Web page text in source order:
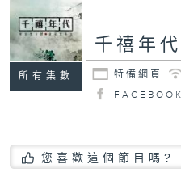
所有集數
千禧年代
特備網頁
FACEBOOK
您喜歡這個節目嗎?